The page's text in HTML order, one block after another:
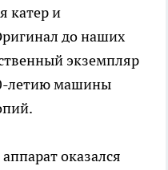
катер и
до наших
экземпляр
летию машины
оказался